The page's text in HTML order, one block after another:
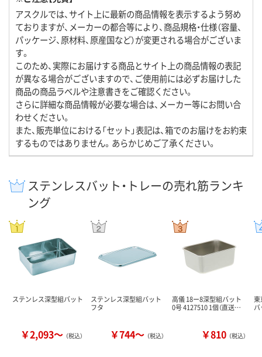
アスクルでは、サイト上に最新の商品情報を表示するよう努め
ておりますが、メーカーの都合等により、商品規格・仕様（容量、
パッケージ、原材料、原産国など）が変更される場合がございま
す。
このため、実際にお届けする商品とサイト上の商品情報の表記
が異なる場合がございますので、ご使用前には必ずお届けした
商品の商品ラベルや注意書きをご確認ください。
さらに詳細な商品情報が必要な場合は、メーカー等にお問い合
わせください。
また、販売単位における「セット」表記は、箱でのお届けをお約束
するものではありません。あらかじめご了承ください。
ステンレスバット・トレーの売れ筋ランキ
ング
ステンレス深型組バット
￥2,093～ （税込）
ステンレス深型組バット
フタ
￥744～ （税込）
高儀 18ー8深型組バット
0号 4127510 1個（直送…
￥810 （税込）
東